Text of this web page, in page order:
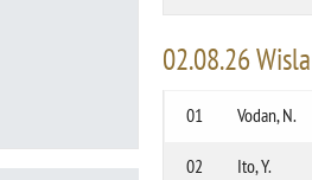
02.08.26 Wisla
01 Vodan, N.
02 Ito, Y.